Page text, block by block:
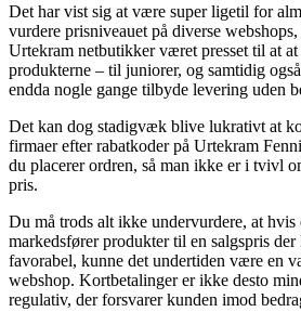
Det har vist sig at være super ligetil for
vurdere prisniveauet på diverse
Urtekram netbutikker været presset til at
produkterne – til juniorer, og samtidig
endda nogle gange tilbyde levering uden
Det kan dog stadigvæk blive lukrativt at
firmaer efter rabatkoder på Urtekram
du placerer ordren, så man ikke er i tvivl
pris.
Du må trods alt ikke undervurdere, at hvis
markedsfører produkter til en salgspris
favorabel, kunne det undertiden være en
webshop. Kortbetalinger er ikke desto
regulativ, der forsvarer kunden imod